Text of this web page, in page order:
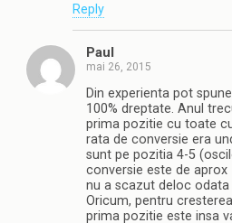
Reply
Paul
mai 26, 2015
Din experienta pot
100% dreptate. Anul
prima pozitie cu toate
rata de conversie era
sunt pe pozitia 4-5
conversie este de aprox
nu a scazut deloc
Oricum, pentru
prima pozitie este insa